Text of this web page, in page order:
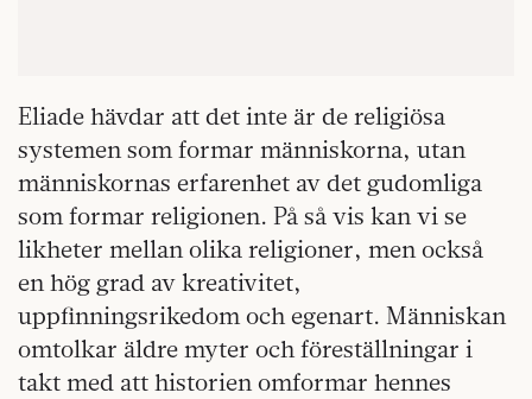
Eliade hävdar att det inte är de religiösa
systemen som formar människorna, utan
människornas erfarenhet av det gudomliga
som formar religionen. På så vis kan vi se
likheter mellan olika religioner, men också
en hög grad av kreativitet,
uppfinningsrikedom och egenart. Människan
omtolkar äldre myter och föreställningar i
takt med att historien omformar hennes